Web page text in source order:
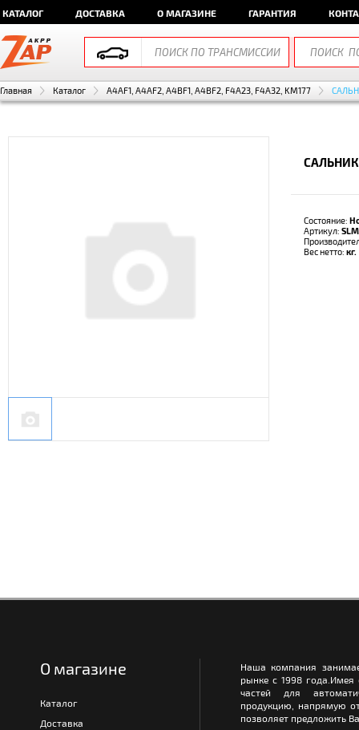
КАТАЛОГ ДОСТАВКА О МАГАЗИНЕ ГАРАНТИЯ
Главная Каталог A4AF1, A4AF2, A4BF1, A4BF2, F4A23, F4A32, KM177
Состояние:
Артикул:
Вес нетто: кг.
О магазине
Каталог
Доставка
Наша компания
рынке с 1998
частей для
продукцию, напрямую
позволяет предложить